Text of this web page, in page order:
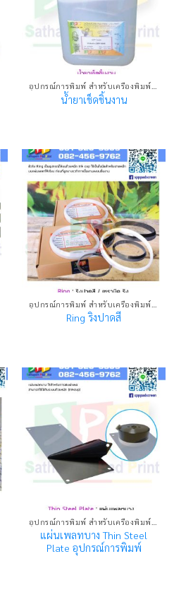
อุปกรณ์การพิมพ์ สำหรับเครื่องพิมพ์แพด
น้ำยาเช็ดชิ้นงาน
Ring ริงปาดสี
อุปกรณ์การพิมพ์ สำหรับเครื่องพิมพ์แพด
แผ่นเพลทบาง Thin Steel
Plate อุปกรณ์การพิมพ์